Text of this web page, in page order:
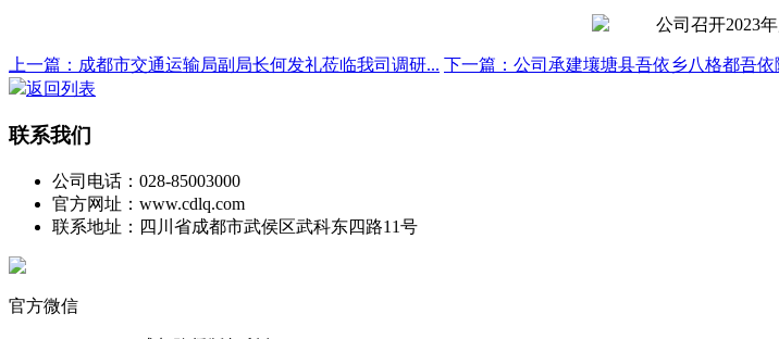
上一篇：成都市交通运输局副局长何发礼莅临我司调研... 下一篇：公司承建壤塘县吾依乡八格都吾依
返回列表
联系我们
公司电话：028-85003000
官方网址：www.cdlq.com
联系地址：四川省成都市武侯区武科东四路11号
官方微信